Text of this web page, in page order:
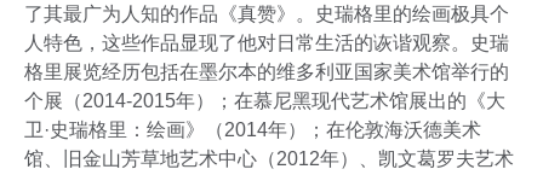
了其最广为人知的作品《真赞》。史瑞格里的绘画极具个
人特色，这些作品显现了他对日常生活的诙谐观察。史瑞
格里展览经历包括在墨尔本的维多利亚国家美术馆举行的
个展（2014-2015年）；在慕尼黑现代艺术馆展出的《大
卫·史瑞格里：绘画》（2014年）；在伦敦海沃德美术
馆、旧金山芳草地艺术中心（2012年）、凯文葛罗夫艺术